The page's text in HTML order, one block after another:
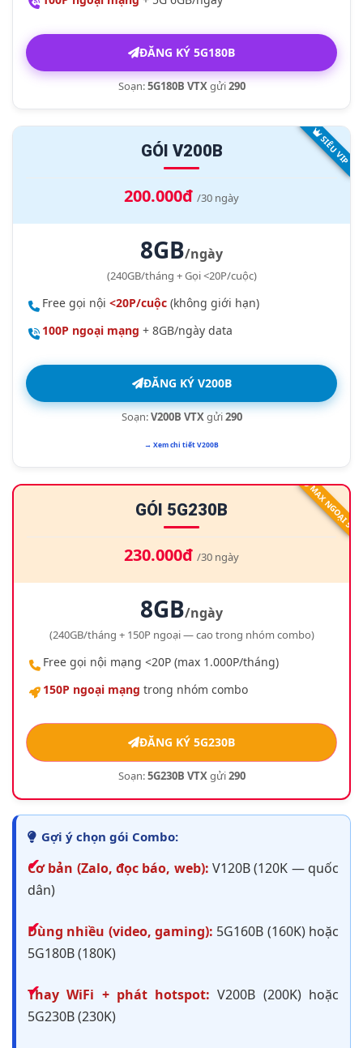
ĐĂNG KÝ 5G180B
Soạn:5G180B VTXgửi290
SIÊU VIP
GÓI V200B
200.000đ /30 ngày
8GB/ngày
(240GB/tháng + Gọi <20P/cuộc)
Free gọi nội <20P/cuộc (không giới hạn)
100P ngoại mạng + 8GB/ngày data
ĐĂNG KÝ V200B
Soạn:V200B VTXgửi290
→ Xem chi tiết V200B
MAX NGOẠI 5G
GÓI 5G230B
230.000đ /30 ngày
8GB/ngày
(240GB/tháng + 150P ngoại — cao trong nhóm combo)
Free gọi nội mạng <20P (max 1.000P/tháng)
150P ngoại mạng trong nhóm combo
ĐĂNG KÝ 5G230B
Soạn:5G230B VTXgửi290
Gợi ý chọn gói Combo:
Cơ bản (Zalo, đọc báo, web): V120B (120K — quốc
dân)
Dùng nhiều (video, gaming): 5G160B (160K) hoặc
5G180B (180K)
Thay WiFi + phát hotspot: V200B (200K) hoặc
5G230B (230K)